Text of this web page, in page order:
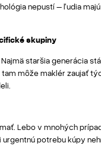
nepustí – ľudia
skupiny
staršia generácia
môže maklér zaujať
Lebo v mnohých
potrebu kúpy